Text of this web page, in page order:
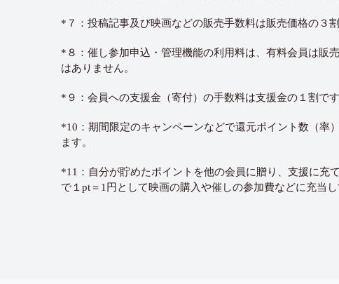
*７：投稿記事及び映画などの販売手数料は販売価格の３
*８：催し参加申込・管理機能の利用料は、有料会員は販
はありません。
*９：会員への支援金（寄付）の手数料は支援金の１割で
*10：期間限定のキャンペーンなどで還元ポイント数（率
ます。
*11：自分が貯めたポイントを他の会員に贈り、支援に充
で１pt＝1円として映画の購入や催しの参加費などに充当